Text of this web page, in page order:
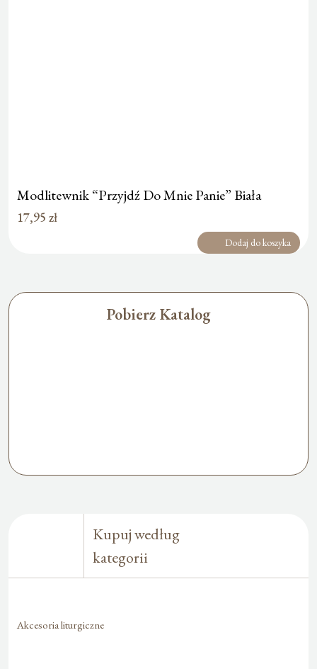
Modlitewnik “Przyjdź Do Mnie Panie” Biała
17,95 zł
Dodaj do koszyka
Pobierz Katalog
Kupuj według
kategorii
Akcesoria liturgiczne